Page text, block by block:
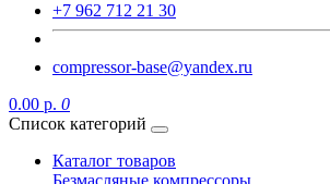
+7 962 712 21 30
compressor-base@yandex.ru
0.00 р. 0
Список категорий
Каталог товаров
Безмасляные компрессоры